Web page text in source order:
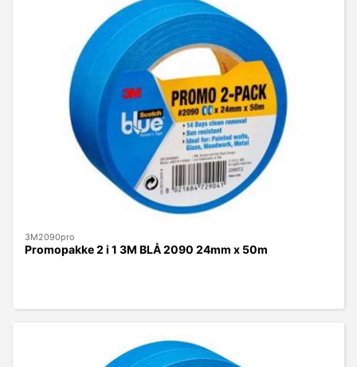
3M2090pro
Promopakke 2 i 1 3M BLÅ 2090 24mm x 50m